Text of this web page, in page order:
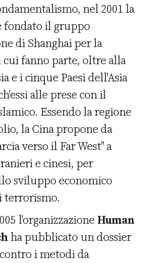
nel 2001 la
fondato il gruppo
di Shanghai per la
cui fanno parte, oltre alla
e i cinque Paesi dell'Asia
alle prese con il
Essendo la regione
la Cina propone da
verso il Far West" a
e cinesi, per
sviluppo economico
terrorismo.
l'organizzazione Human
ha pubblicato un dossier
i metodi da